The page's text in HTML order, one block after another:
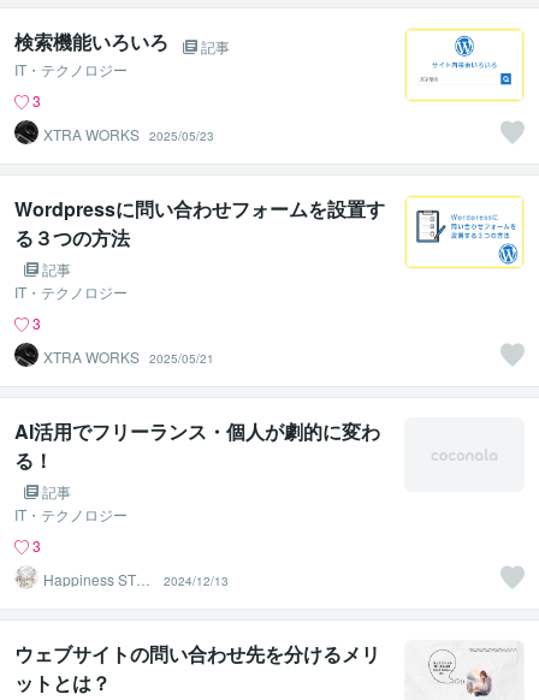
検索機能いろいろ
記事
IT・テクノロジー
3
XTRA WORKS 2025/05/23
Wordpressに問い合わせフォームを設置す
る３つの方法
記事
IT・テクノロジー
3
XTRA WORKS 2025/05/21
AI活用でフリーランス・個人が劇的に変わ
る！
記事
IT・テクノロジー
3
Happiness STA
2024/12/13
ウェブサイトの問い合わせ先を分けるメリ
ットとは？